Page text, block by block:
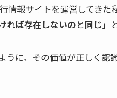
報サイトを運営してきた
れば存在しないのと同じ」
に、その価値が正しく認